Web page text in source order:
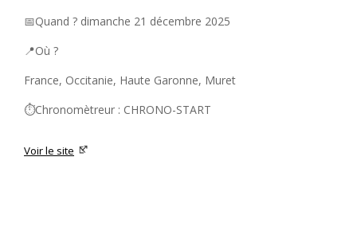
📅Quand ? dimanche 21 décembre 2025
📍Où ?
France, Occitanie, Haute Garonne, Muret
⏱️Chronomètreur : CHRONO-START
Voir le site